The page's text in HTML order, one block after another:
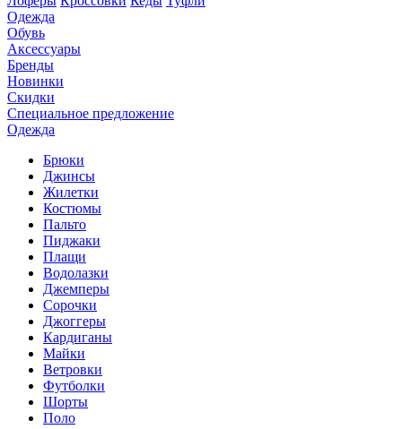
Одежда
Обувь
Аксессуары
Бренды
Новинки
Скидки
Специальное предложение
Одежда
Брюки
Джинсы
Жилетки
Костюмы
Пальто
Пиджаки
Плащи
Водолазки
Джемперы
Сорочки
Джоггеры
Кардиганы
Майки
Ветровки
Футболки
Шорты
Поло